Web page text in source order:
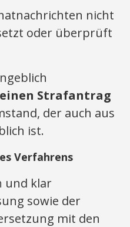
nicht
oder überprüft
Strafantrag
der auch aus
ist.
Verfahrens
und klar
sowie der
mit den